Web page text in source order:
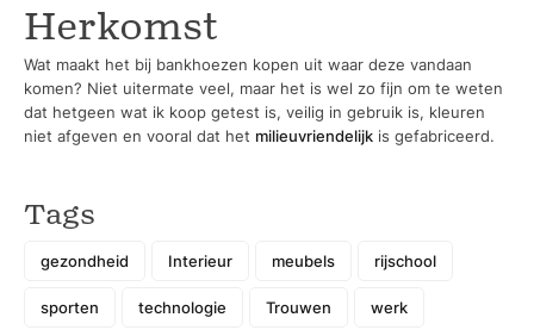
Herkomst
Wat maakt het bij bankhoezen kopen uit waar deze vandaan
komen? Niet uitermate veel, maar het is wel zo fijn om te weten
dat hetgeen wat ik koop getest is, veilig in gebruik is, kleuren
niet afgeven en vooral dat het milieuvriendelijk is gefabriceerd.
Tags
gezondheid Interieur meubels rijschool
sporten technologie Trouwen werk